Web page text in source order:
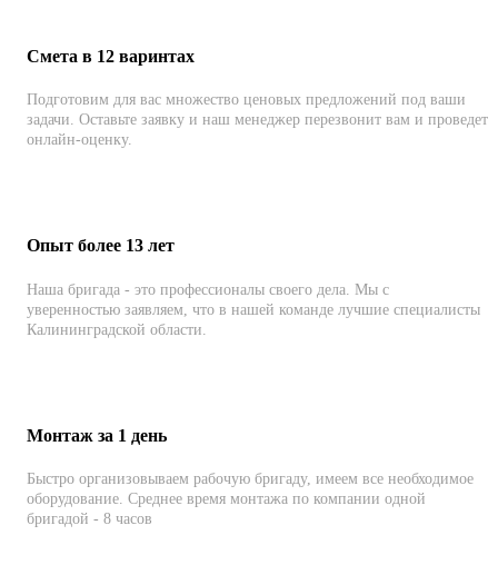
Смета в 12 варинтах
Подготовим для вас множество ценовых предложений под ваши
задачи. Оставьте заявку и наш менеджер перезвонит вам и проведет
онлайн-оценку.
Опыт более 13 лет
Наша бригада - это профессионалы своего дела. Мы с
уверенностью заявляем, что в нашей команде лучшие специалисты
Калининградской области.
Монтаж за 1 день
Быстро организовываем рабочую бригаду, имеем все необходимое
оборудование. Среднее время монтажа по компании одной
бригадой - 8 часов